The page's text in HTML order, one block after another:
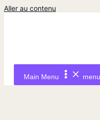
Aller au contenu
Main Menu menu